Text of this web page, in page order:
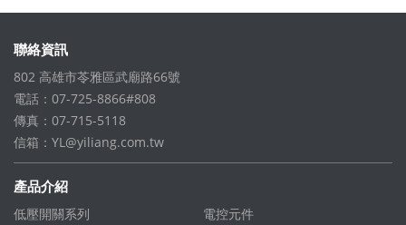
聯絡資訊
802 高雄市苓雅區武廟路66號
電話：07-725-8866#808
傳真：07-715-5118
信箱： YL@yiliang.com.tw
產品介紹
低壓開關系列 電控元件